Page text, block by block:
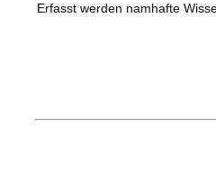
Erfasst werden namhafte